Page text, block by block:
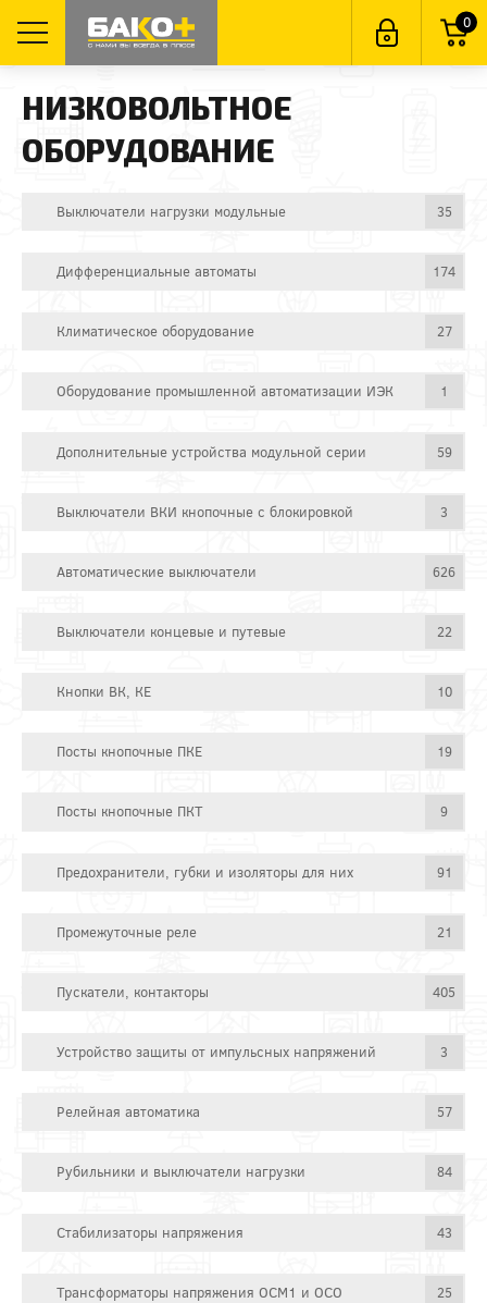
0
НИЗКОВОЛЬТНОЕ
ОБОРУДОВАНИЕ
Выключатели нагрузки модульные 35
Дифференциальные автоматы 174
Климатическое оборудование 27
Оборудование промышленной автоматизации ИЭК 1
Дополнительные устройства модульной серии 59
Выключатели ВКИ кнопочные с блокировкой 3
Автоматические выключатели 626
Выключатели концевые и путевые 22
Кнопки ВК, КЕ 10
Посты кнопочные ПКЕ 19
Посты кнопочные ПКТ 9
Предохранители, губки и изоляторы для них 91
Промежуточные реле 21
Пускатели, контакторы 405
Устройство защиты от импульсных напряжений 3
Релейная автоматика 57
Рубильники и выключатели нагрузки 84
Стабилизаторы напряжения 43
Трансформаторы напряжения ОСМ1 и ОСО 25